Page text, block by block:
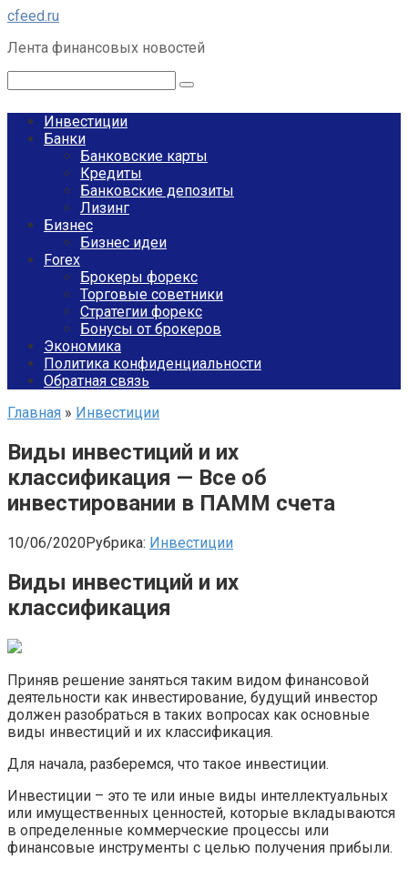
Перейти
контенту
cfeed.ru
Лента финансовых новостей
Инвестиции
Банки
Банковские карты
Кредиты
Банковские депозиты
Лизинг
Бизнес
Бизнес идеи
Forex
Брокеры форекс
Торговые советники
Стратегии форекс
Бонусы от брокеров
Экономика
Политика конфиденциальности
Обратная связь
Главная » Инвестиции
Виды инвестиций и их
классификация — Все об
инвестировании в ПАММ счета
10/06/2020Рубрика: Инвестиции
Виды инвестиций и их
классификация
Приняв решение заняться таким видом финансовой
деятельности как инвестирование, будущий инвестор
должен разобраться в таких вопросах как основные
виды инвестиций и их классификация.
Для начала, разберемся, что такое инвестиции.
Инвестиции – это те или иные виды интеллектуальных
или имущественных ценностей, которые вкладываются
в определенные коммерческие процессы или
финансовые инструменты с целью получения прибыли.